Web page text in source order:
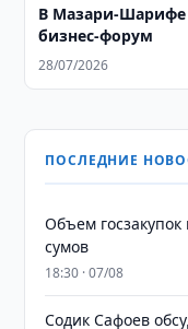
В Мазари-Шарифе
бизнес-форум
28/07/2026
ПОСЛЕДНИЕ
​​​​​​​Объем госзакупок
сумов
18:30 · 07/08
Содик Сафоев